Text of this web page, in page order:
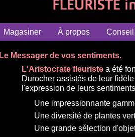
Magasiner À propos Conseil
Le Messager de vos sentiments.
L'Aristocrate fleuriste a été
Durocher assistés de leur
l'expression de leurs
Une impressionnante
Une diversité de plantes
Une grande sélection